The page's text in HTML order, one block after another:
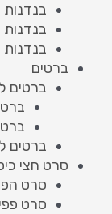
בנדנות
ברטים
ברטים
ברט
ברט
ברטים
סרט חצי
סרט
סרט